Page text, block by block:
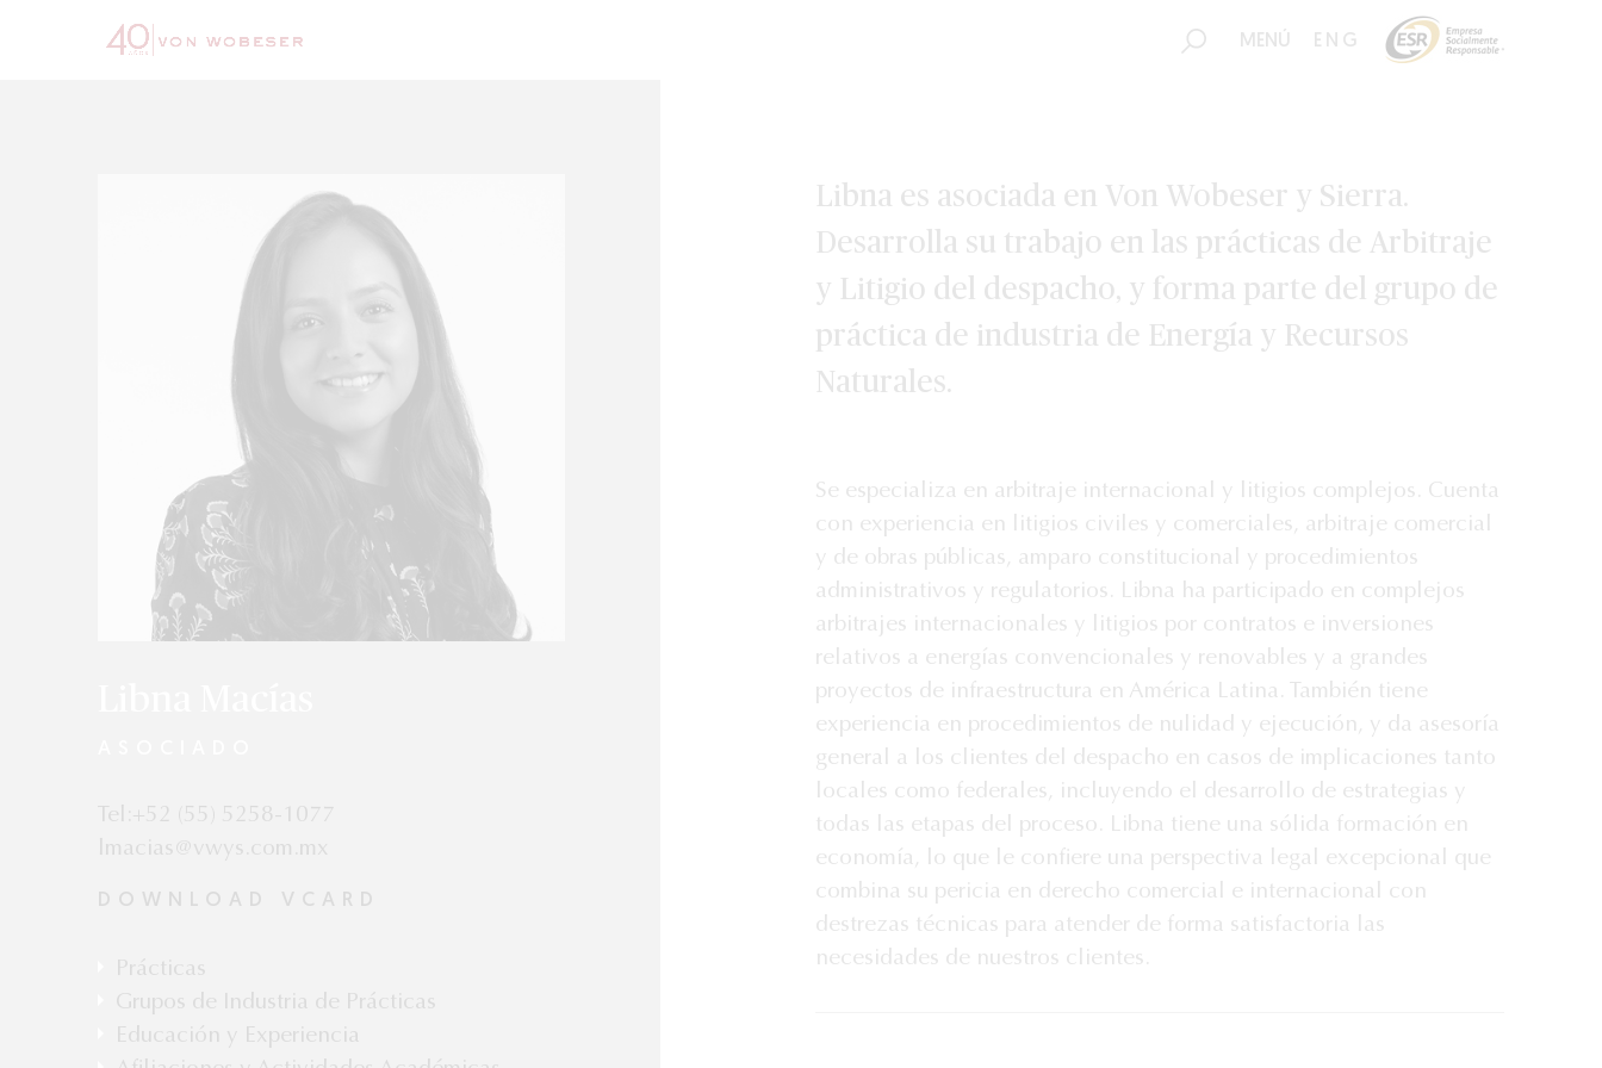
MENÚ ENG
Tel:+52 (55) 5258-1077
lmacias@vwys.com.mx
DOWNLOAD VCARD
Prácticas
Arbitraje
Energía y Recursos Naturales
Grupos de Industria de Prácticas
Energía y Recursos Naturales
Educación y Experiencia
Libna es asociada en Von Wobeser y Sierra.
Desarrolla su trabajo en las prácticas de Arbitraje
y Litigio del despacho, y forma parte del grupo de
práctica de industria de Energía y Recursos
Naturales.
Se especializa en arbitraje internacional y litigios complejos. Cuenta
con experiencia en litigios civiles y comerciales, arbitraje comercial
y de obras públicas, amparo constitucional y procedimientos
administrativos y regulatorios. Libna ha participado en complejos
arbitrajes internacionales y litigios por contratos e inversiones
relativos a energías convencionales y renovables y a grandes
proyectos de infraestructura en América Latina. También tiene
experiencia en procedimientos de nulidad y ejecución, y da asesoría
general a los clientes del despacho en casos de implicaciones tanto
locales como federales, incluyendo el desarrollo de estrategias y
todas las etapas del proceso. Libna tiene una sólida formación en
economía, lo que le confiere una perspectiva legal excepcional que
combina su pericia en derecho comercial e internacional con
destrezas técnicas para atender de forma satisfactoria las
necesidades de nuestros clientes.